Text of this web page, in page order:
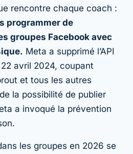
rencontre chaque coach :
programmer de
groupes Facebook avec
Meta a supprimé l’API
avril 2024, coupant
et tous les autres
la possibilité de publier
a invoqué la prévention
les groupes en 2026 se